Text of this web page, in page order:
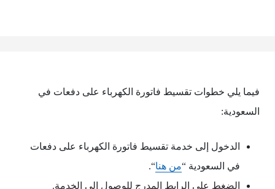
فيما يلي خطوات تقسيط فاتورة الكهرباء على دفعات في
السعودية:
الدخول إلى خدمة تقسيط فاتورة الكهرباء على دفعات
في السعودية “من هنا“.
الضغط على الرابط المدرج للوصول إلى الخدمة.